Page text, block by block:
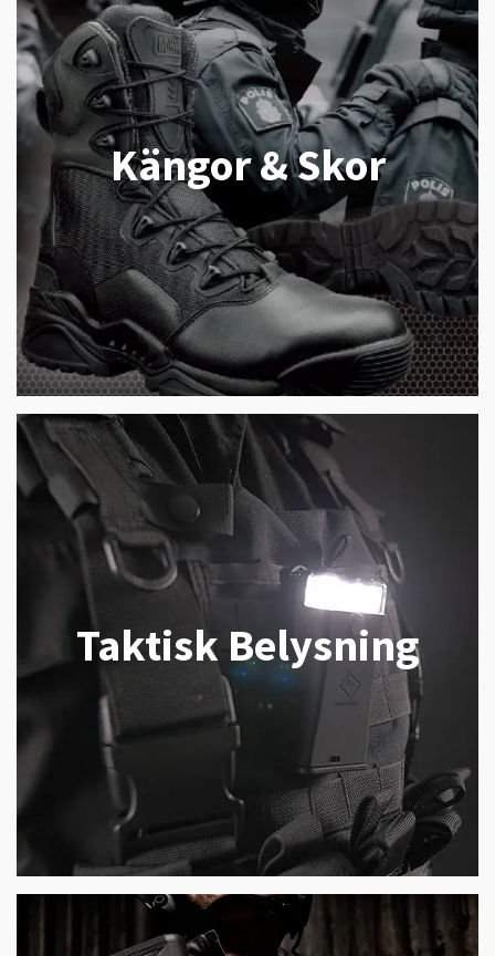
Kängor & Skor
Taktisk Belysning